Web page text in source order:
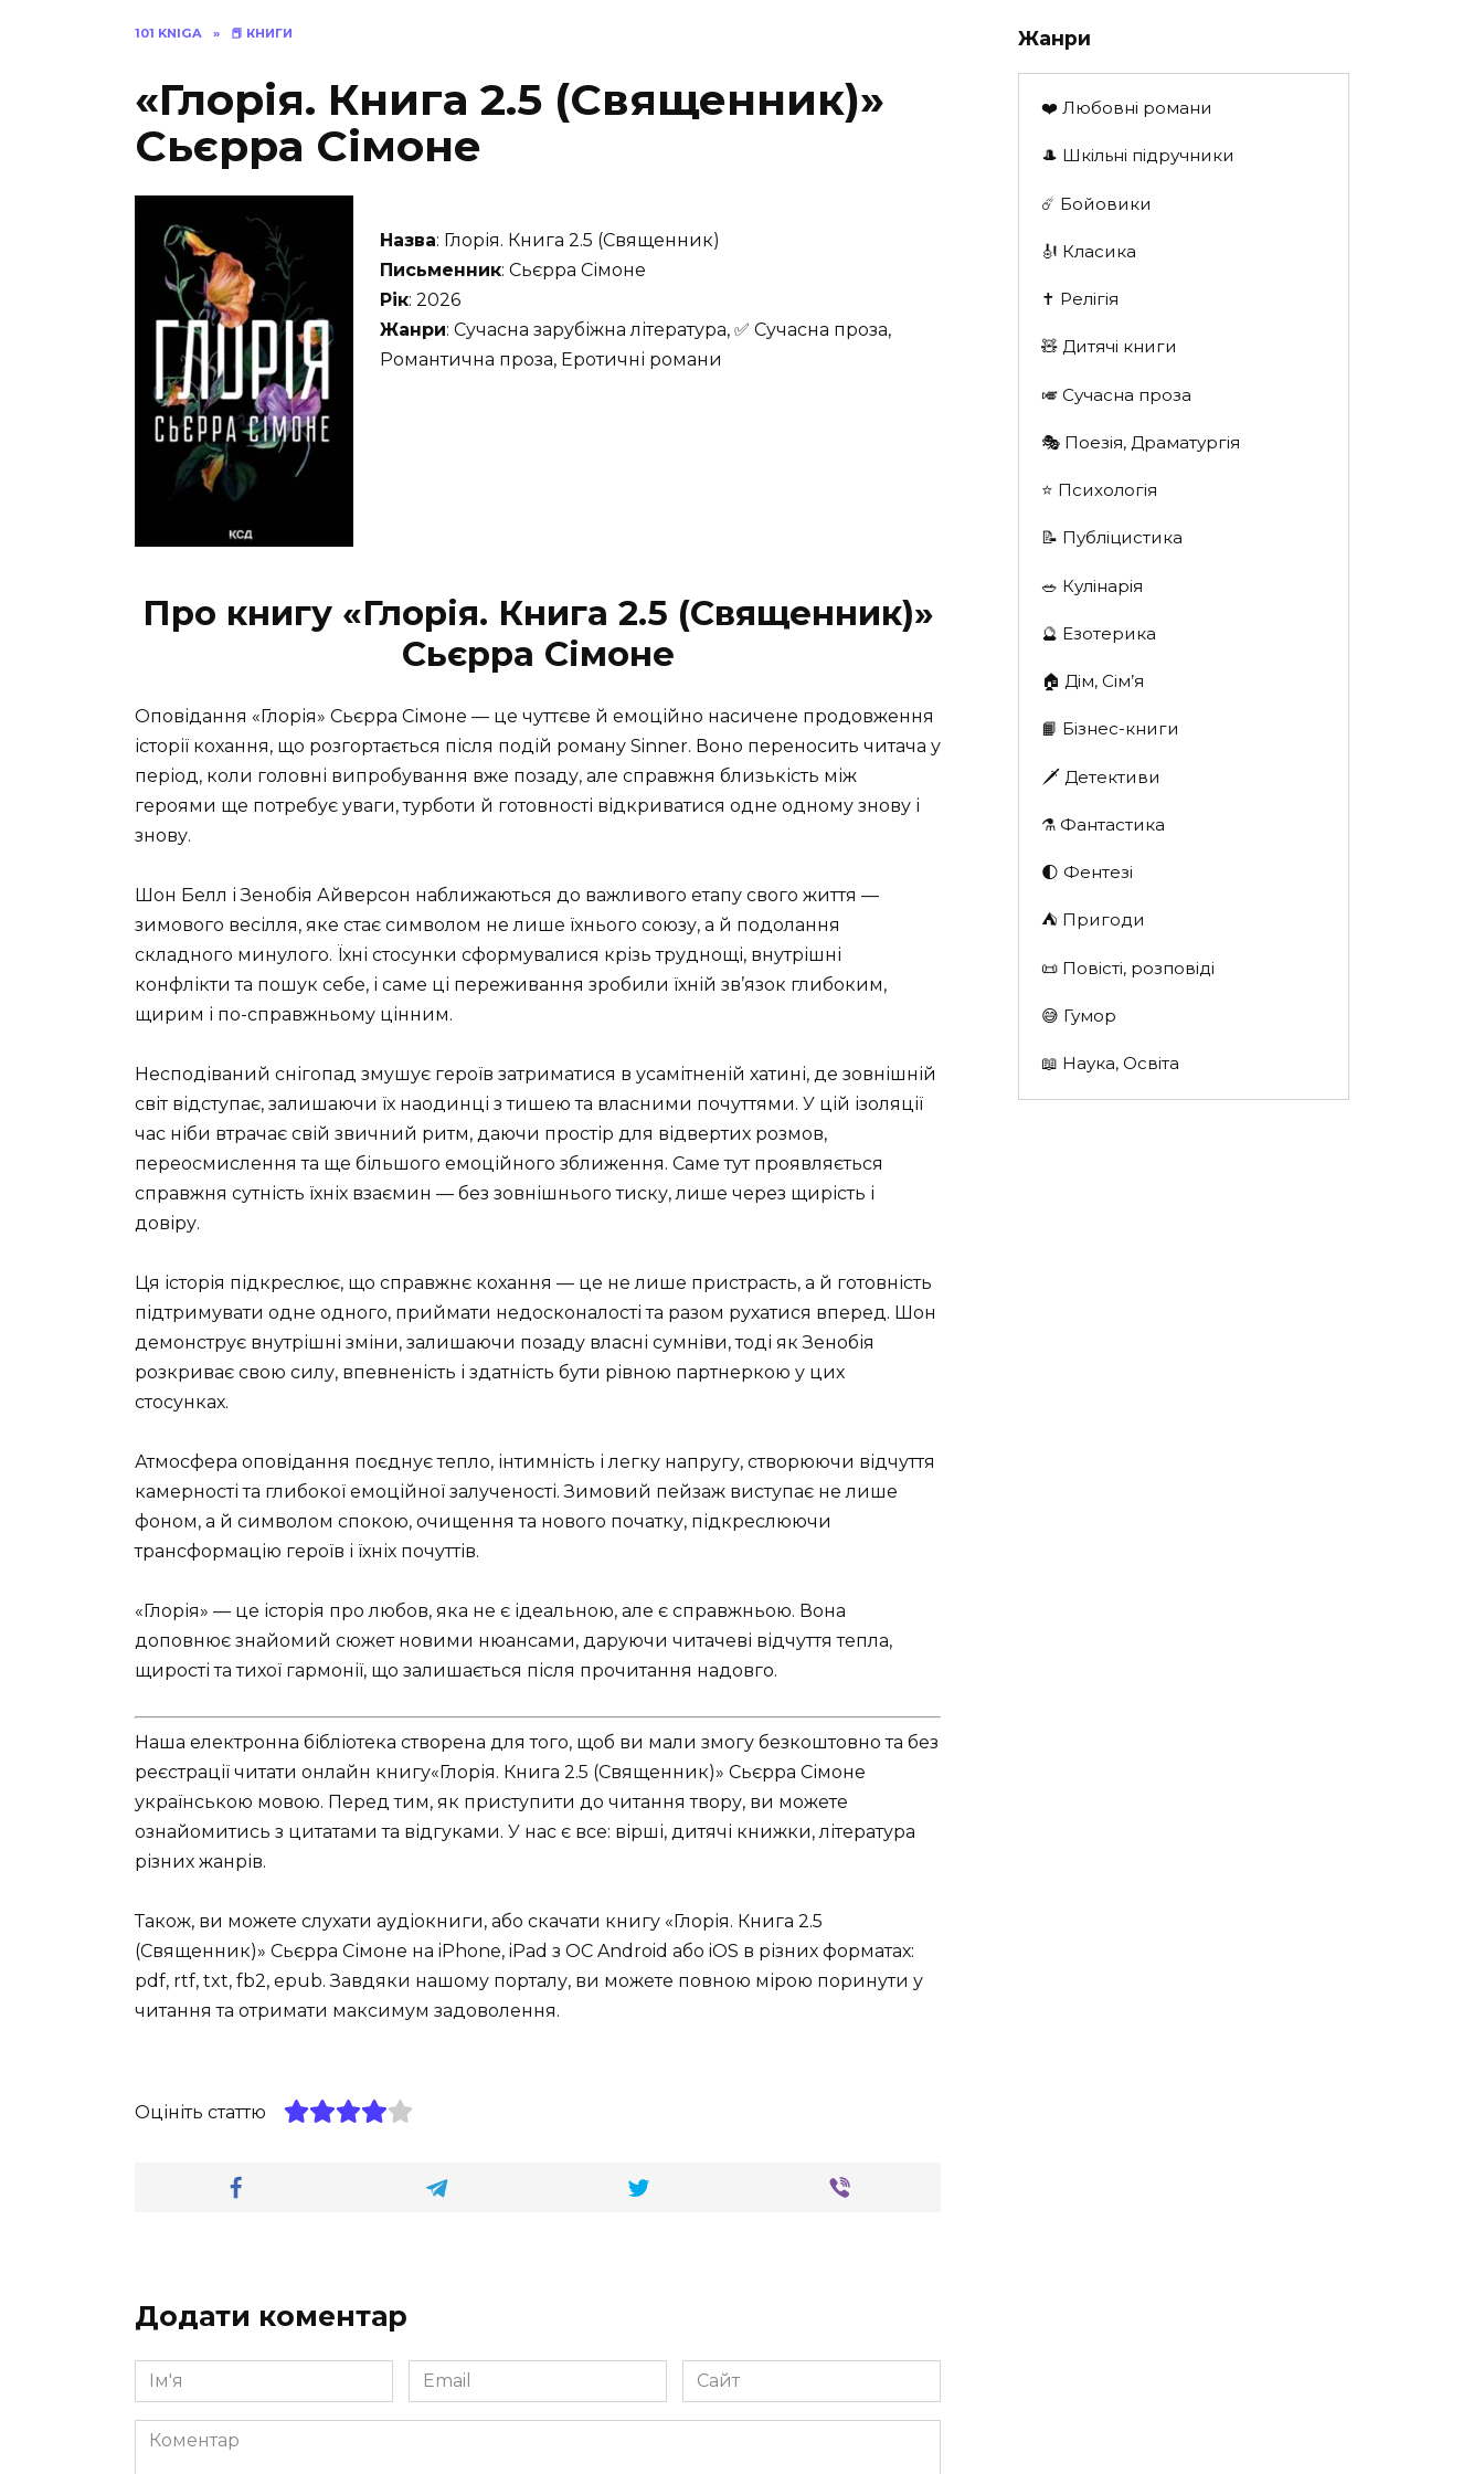
101 KNIGA » 📕 КНИГИ
«Глорія. Книга 2.5 (Священник)»
Сьєрра Сімоне
Назва: Глорія. Книга 2.5 (Священник)
Письменник: Сьєрра Сімоне
Рік: 2026
Жанри: Сучасна зарубіжна література, ✅ Сучасна проза,
Романтична проза, Еротичні романи
Про книгу «Глорія. Книга 2.5 (Священник)»
Сьєрра Сімоне
Оповідання «Глорія» Сьєрра Сімоне — це чуттєве й емоційно насичене продовження
історії кохання, що розгортається після подій роману Sinner. Воно переносить читача у
період, коли головні випробування вже позаду, але справжня близькість між
героями ще потребує уваги, турботи й готовності відкриватися одне одному знову і
знову.
Шон Белл і Зенобія Айверсон наближаються до важливого етапу свого життя —
зимового весілля, яке стає символом не лише їхнього союзу, а й подолання
складного минулого. Їхні стосунки сформувалися крізь труднощі, внутрішні
конфлікти та пошук себе, і саме ці переживання зробили їхній зв’язок глибоким,
щирим і по-справжньому цінним.
Несподіваний снігопад змушує героїв затриматися в усамітненій хатині, де зовнішній
світ відступає, залишаючи їх наодинці з тишею та власними почуттями. У цій ізоляції
час ніби втрачає свій звичний ритм, даючи простір для відвертих розмов,
переосмислення та ще більшого емоційного зближення. Саме тут проявляється
справжня сутність їхніх взаємин — без зовнішнього тиску, лише через щирість і
довіру.
Ця історія підкреслює, що справжнє кохання — це не лише пристрасть, а й готовність
підтримувати одне одного, приймати недосконалості та разом рухатися вперед. Шон
демонструє внутрішні зміни, залишаючи позаду власні сумніви, тоді як Зенобія
розкриває свою силу, впевненість і здатність бути рівною партнеркою у цих
стосунках.
Атмосфера оповідання поєднує тепло, інтимність і легку напругу, створюючи відчуття
камерності та глибокої емоційної залученості. Зимовий пейзаж виступає не лише
фоном, а й символом спокою, очищення та нового початку, підкреслюючи
трансформацію героїв і їхніх почуттів.
«Глорія» — це історія про любов, яка не є ідеальною, але є справжньою. Вона
доповнює знайомий сюжет новими нюансами, даруючи читачеві відчуття тепла,
щирості та тихої гармонії, що залишається після прочитання надовго.
Наша електронна бібліотека створена для того, щоб ви мали змогу безкоштовно та без
реєстрації читати онлайн книгу«Глорія. Книга 2.5 (Священник)» Сьєрра Сімоне
українською мовою. Перед тим, як приступити до читання твору, ви можете
ознайомитись з цитатами та відгуками. У нас є все: вірші, дитячі книжки, література
різних жанрів.
Також, ви можете слухати аудіокниги, або скачати книгу «Глорія. Книга 2.5
(Священник)» Сьєрра Сімоне на iPhone, iPad з ОС Android або iOS в різних форматах:
pdf, rtf, txt, fb2, epub. Завдяки нашому порталу, ви можете повною мірою поринути у
читання та отримати максимум задоволення.
Оцініть статтю
Додати коментар
Ім'я
*
Email
*
Сайт
Коментар
Жанри
❤️ Любовні романи
🎩 Шкільні підручники
☄️ Бойовики
🎻 Класика
✝️ Релігія
🧸 Дитячі книги
🎺 Сучасна проза
🎭 Поезія, Драматургія
⭐️ Психологія
📝 Публіцистика
🥗 Кулінарія
🔮 Езотерика
🏠 Дім, Сім’я
📙 Бізнес-книги
🗡 Детективи
⚗️ Фантастика
🌓 Фентезі
⛺️ Пригоди
📜 Повісті, розповіді
😅 Гумор
📖 Наука, Освіта